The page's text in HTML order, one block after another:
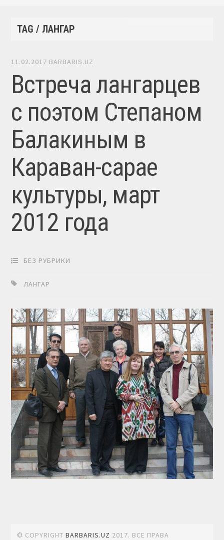
TAG / ЛАНГАР
11.02.2017 BARBARIS.UZ
Встреча лангарцев
с поэтом Степаном
Балакиным в
Караван-сарае
культуры, март
2012 года
БЕЗ РУБРИКИ
ЛАНГАР
© COPYRIGHTBARBARIS.UZ 2017. ВСЕ ПРАВА